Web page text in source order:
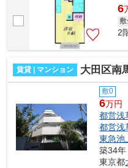
6
2
賃貸 | マンション 大田区南
敷0
6万円
都営浅
都営浅
東急池
築34年
東京都